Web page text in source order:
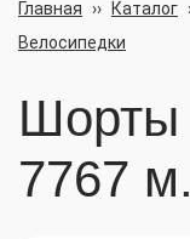
Главная ›› Каталог
Велосипедки
Шорты
7767